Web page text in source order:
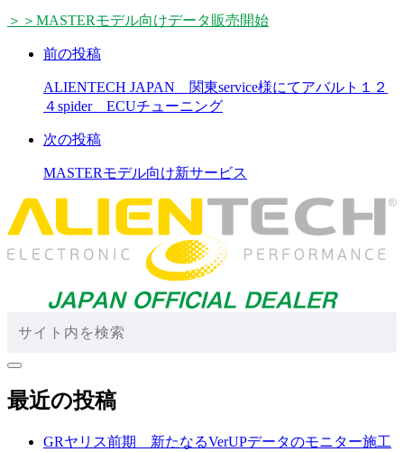
＞＞MASTERモデル向けデータ販売開始
前の投稿
ALIENTECH JAPAN 関東service様にてアバルト１２
４spider ECUチューニング
次の投稿
MASTERモデル向け新サービス
検
索
最近の投稿
GRヤリス前期 新たなるVerUPデータのモニター施工